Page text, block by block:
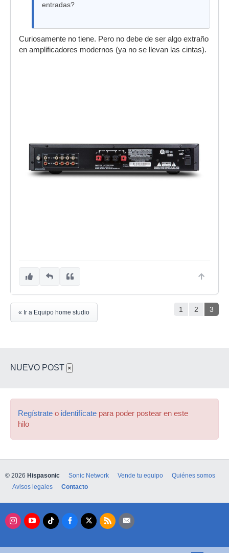
entradas?
Curiosamente no tiene. Pero no debe de ser algo extraño
en amplificadores modernos (ya no se llevan las cintas).
1 2 3
« Ir a Equipo home studio
NUEVO POST ×
Regístrate o identifícate para poder postear en este
hilo
© 2026 Hispasonic Sonic Network Vende tu equipo
Quiénes somos
Avisos legales
Contacto